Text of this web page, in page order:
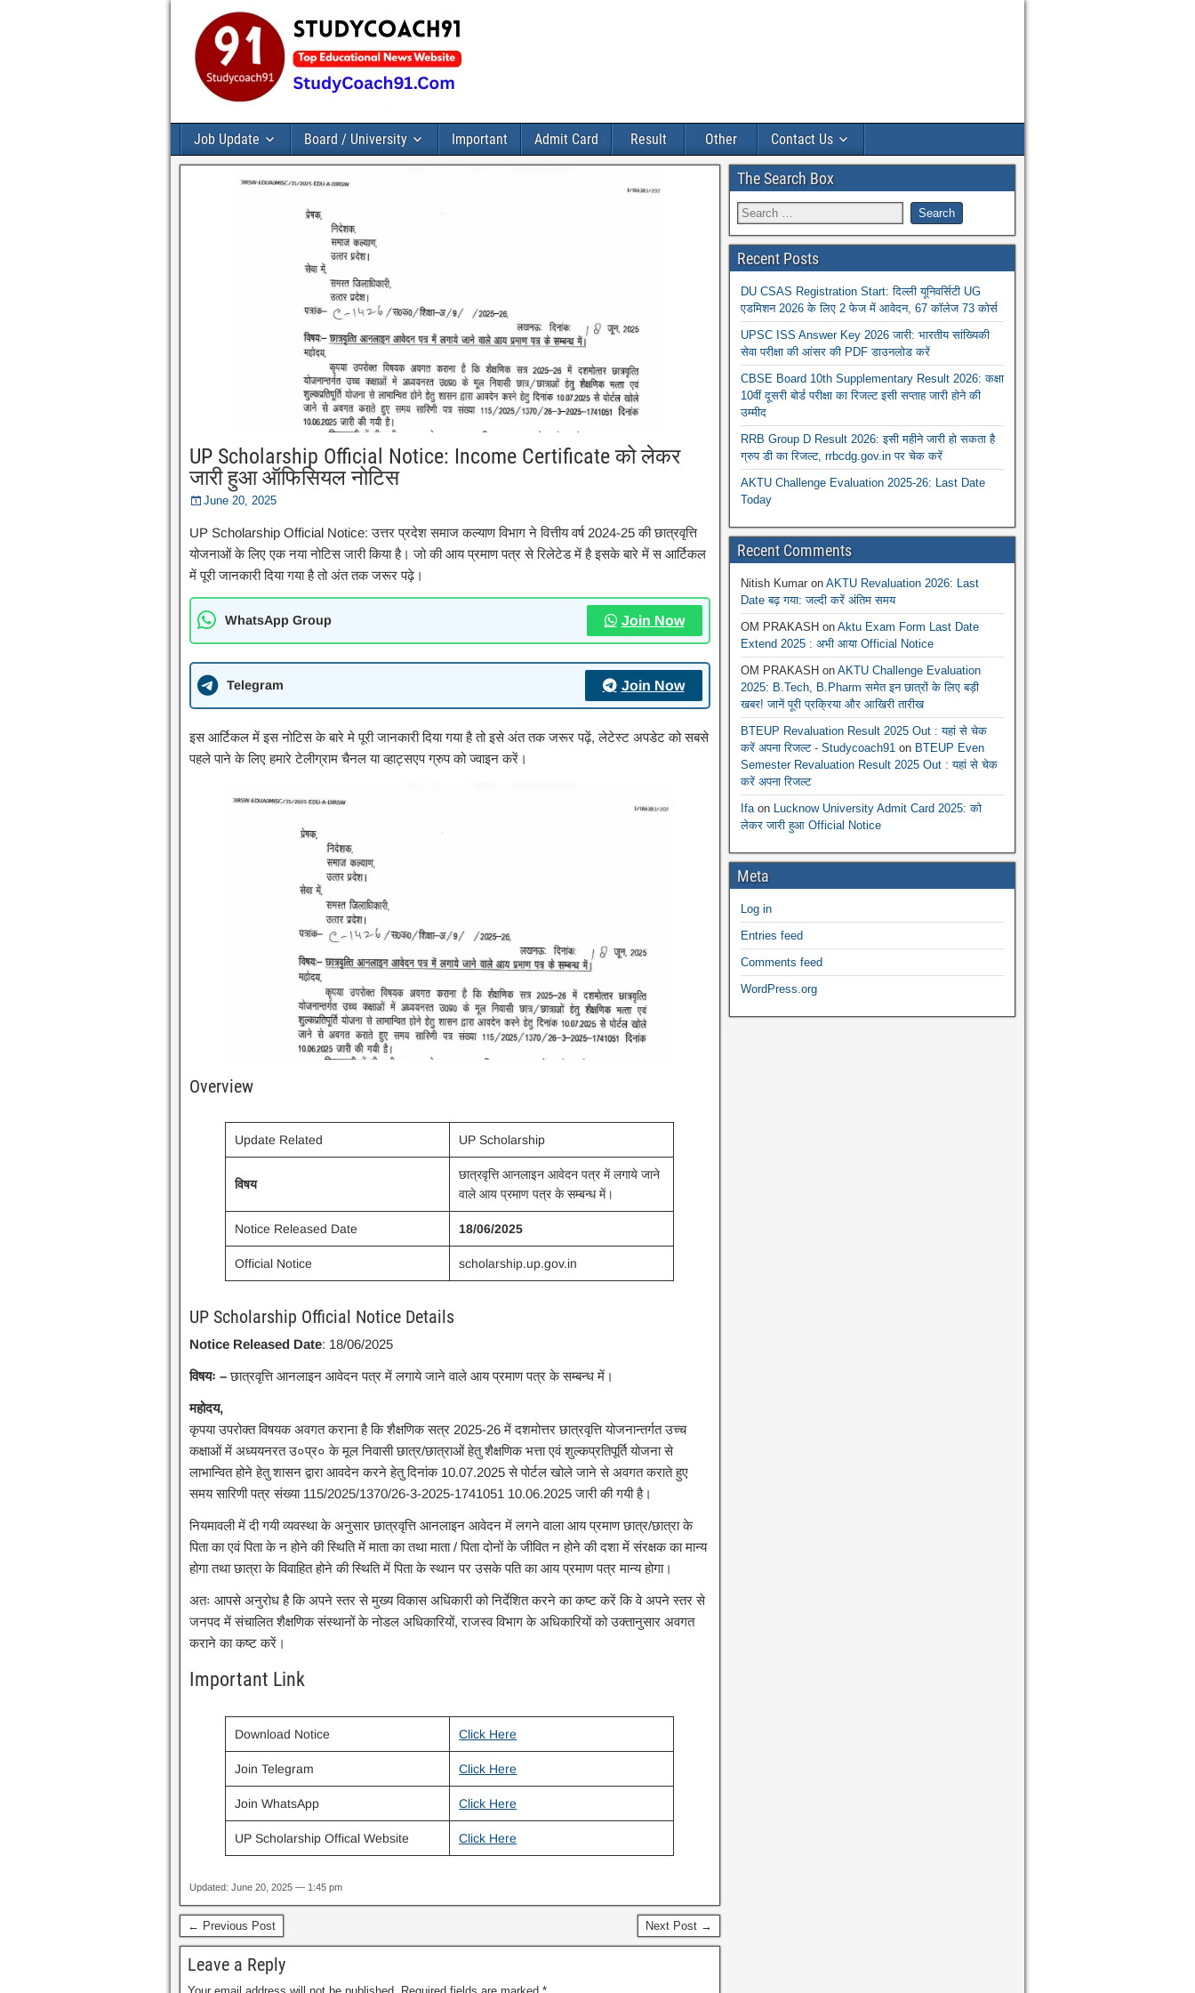
Job Update Board / University Important Admit Card Result Other Contact Us
UP Scholarship Official Notice: Income Certificate को लेकर
जारी हुआ ऑफिसियल नोटिस
June 20, 2025
UP Scholarship Official Notice: उत्तर प्रदेश समाज कल्याण विभाग ने वित्तीय वर्ष 2024-25 की छात्रवृत्ति
योजनाओं के लिए एक नया नोटिस जारी किया है। जो की आय प्रमाण पत्र से रिलेटेड में है इसके बारे में स आर्टिकल
में पूरी जानकारी दिया गया है तो अंत तक जरूर पढ़े।
WhatsApp Group Join Now
Telegram Join Now
इस आर्टिकल में इस नोटिस के बारे मे पूरी जानकारी दिया गया है तो इसे अंत तक जरूर पढ़ें, लेटेस्ट अपडेट को सबसे
पहले पाने के लिए हमारे टेलीग्राम चैनल या व्हाट्सएप ग्रुप को ज्वाइन करें।
Overview
Update Related UP Scholarship
विषय
छात्रवृत्ति आनलाइन आवेदन पत्र में लगाये जाने
वाले आय प्रमाण पत्र के सम्बन्ध में।
Notice Released Date 18/06/2025
Official Notice scholarship.up.gov.in
UP Scholarship Official Notice Details
Notice Released Date: 18/06/2025
विषयः –छात्रवृत्ति आनलाइन आवेदन पत्र में लगाये जाने वाले आय प्रमाण पत्र के सम्बन्ध में।
महोदय,
कृपया उपरोक्त विषयक अवगत कराना है कि शैक्षणिक सत्र 2025-26 में दशमोत्तर छात्रवृत्ति योजनान्तर्गत उच्च
कक्षाओं में अध्ययनरत उ०प्र० के मूल निवासी छात्र/छात्राओं हेतु शैक्षणिक भत्ता एवं शुल्कप्रतिपूर्ति योजना से
लाभान्वित होने हेतु शासन द्वारा आवदेन करने हेतु दिनांक 10.07.2025 से पोर्टल खोले जाने से अवगत कराते हुए
समय सारिणी पत्र संख्या 115/2025/1370/26-3-2025-1741051 10.06.2025 जारी की गयी है।
नियमावली में दी गयी व्यवस्था के अनुसार छात्रवृत्ति आनलाइन आवेदन में लगने वाला आय प्रमाण छात्र/छात्रा के
पिता का एवं पिता के न होने की स्थिति में माता का तथा माता / पिता दोनों के जीवित न होने की दशा में संरक्षक का मान्य
होगा तथा छात्रा के विवाहित होने की स्थिति में पिता के स्थान पर उसके पति का आय प्रमाण पत्र मान्य होगा।
अतः आपसे अनुरोध है कि अपने स्तर से मुख्य विकास अधिकारी को निर्देशित करने का कष्ट करें कि वे अपने स्तर से
जनपद में संचालित शैक्षणिक संस्थानों के नोडल अधिकारियों, राजस्व विभाग के अधिकारियों को उक्तानुसार अवगत
कराने का कष्ट करें।
Important Link
Download Notice Click Here
Join Telegram Click Here
Join WhatsApp Click Here
UP Scholarship Offical Website Click Here
Updated: June 20, 2025 — 1:45 pm
← Previous Post Next Post →
Leave a Reply
The Search Box
Recent Posts
DU CSAS Registration Start: दिल्ली यूनिवर्सिटी UG
एडमिशन 2026 के लिए 2 फेज में आवेदन, 67 कॉलेज 73 कोर्स
UPSC ISS Answer Key 2026 जारी: भारतीय सांख्यिकी
सेवा परीक्षा की आंसर की PDF डाउनलोड करें
CBSE Board 10th Supplementary Result 2026: कक्षा
10वीं दूसरी बोर्ड परीक्षा का रिजल्ट इसी सप्ताह जारी होने की
उम्मीद
RRB Group D Result 2026: इसी महीने जारी हो सकता है
ग्रुप डी का रिजल्ट, rrbcdg.gov.in पर चेक करें
AKTU Challenge Evaluation 2025-26: Last Date
Today
Recent Comments
Nitish Kumaron AKTU Revaluation 2026: Last
Date बढ़ गया: जल्दी करें अंतिम समय
OM PRAKASH on Aktu Exam Form Last Date
Extend 2025 : अभी आया Official Notice
OM PRAKASH on AKTU Challenge Evaluation
2025: B.Tech, B.Pharm समेत इन छात्रों के लिए बड़ी
खबर! जानें पूरी प्रक्रिया और आखिरी तारीख
BTEUP Revaluation Result 2025 Out : यहां से चेक
करें अपना रिजल्ट - Studycoach91on BTEUP Even
Semester Revaluation Result 2025 Out : यहां से चेक
करें अपना रिजल्ट
Ifaon Lucknow University Admit Card 2025: को
लेकर जारी हुआ Official Notice
Meta
Log in
Entries feed
Comments feed
WordPress.org